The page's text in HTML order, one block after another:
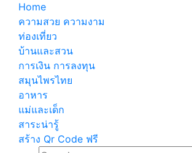
Home
ความสวย ความงาม
ท่องเที่ยว
บ้านและสวน
การเงิน การลงทุน
สมุนไพรไทย
อาหาร
แม่และเด็ก
สาระน่ารู้
สร้าง Qr Code ฟรี